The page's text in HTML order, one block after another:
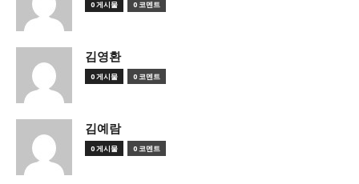
0 게시물 0 코멘트
김영환
0 게시물 0 코멘트
김예람
0 게시물 0 코멘트